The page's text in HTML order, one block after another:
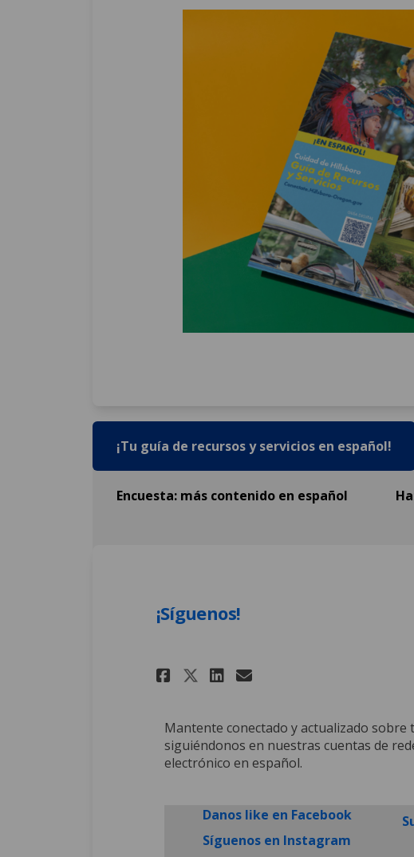
¡Tu guía de recursos y servicios en español!
Encuesta: más contenido en español
¡Síguenos!
Share ¡Síguenos! on
Share ¡Síguenos! on
Share ¡Síguenos!
Email
Mantente conectado y actualizado sobre
siguiéndonos en nuestras cuentas de
electrónico en español.
Danos like en Facebook(External
Síguenos en Instagram